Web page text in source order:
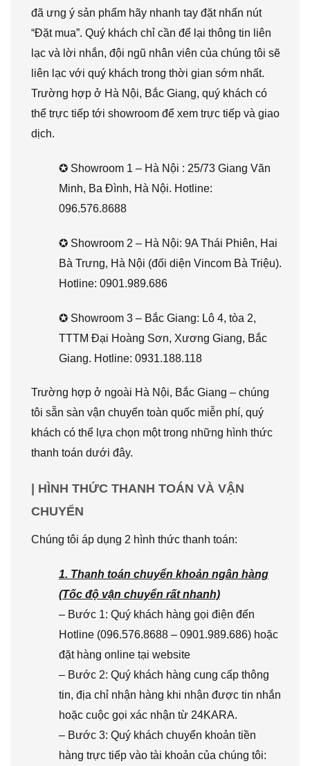
đã ưng ý sản phẩm hãy nhanh tay đặt nhấn nút
“Đặt mua”. Quý khách chỉ cần để lại thông tin liên
lạc và lời nhắn, đội ngũ nhân viên của chúng tôi sẽ
liên lạc với quý khách trong thời gian sớm nhất.
Trường hợp ở Hà Nội, Bắc Giang, quý khách có
thể trực tiếp tới showroom để xem trực tiếp và giao
dịch.
✪ Showroom 1 – Hà Nội : 25/73 Giang Văn
Minh, Ba Đình, Hà Nội. Hotline:
096.576.8688
✪ Showroom 2 – Hà Nội: 9A Thái Phiên, Hai
Bà Trưng, Hà Nội (đối diện Vincom Bà Triệu).
Hotline: 0901.989.686
✪ Showroom 3 – Bắc Giang: Lô 4, tòa 2,
TTTM Đại Hoàng Sơn, Xương Giang, Bắc
Giang. Hotline: 0931.188.118
Trường hợp ở ngoài Hà Nội, Bắc Giang – chúng
tôi sẵn sàn vận chuyển toàn quốc miễn phí, quý
khách có thể lựa chọn một trong những hình thức
thanh toán dưới đây.
| HÌNH THỨC THANH TOÁN VÀ VẬN
CHUYỂN
Chúng tôi áp dụng 2 hình thức thanh toán:
1. Thanh toán chuyển khoản ngân hàng
(Tốc độ vận chuyển rất nhanh)
– Bước 1: Quý khách hàng gọi điện đến
Hotline (096.576.8688 – 0901.989.686) hoặc
đặt hàng online tại website
– Bước 2: Quý khách hàng cung cấp thông
tin, địa chỉ nhận hàng khi nhận được tin nhắn
hoặc cuộc gọi xác nhận từ 24KARA.
– Bước 3: Quý khách chuyển khoản tiền
hàng trực tiếp vào tài khoản của chúng tôi: